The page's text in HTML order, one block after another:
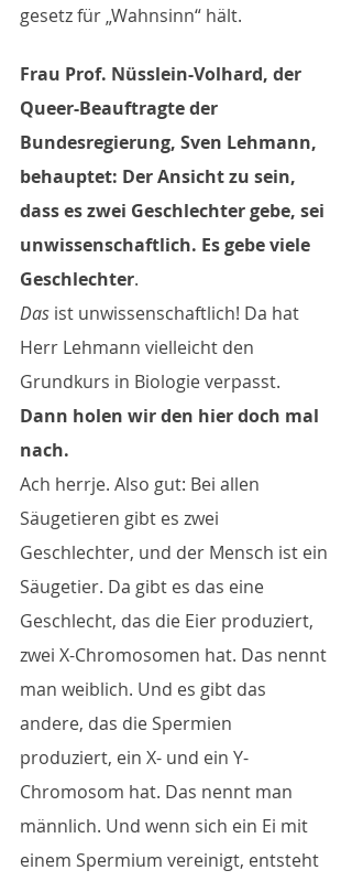
gesetz für „Wahnsinn“ hält.
Frau Prof. Nüsslein-Volhard, der
Queer-Beauftragte der
Bundesregierung, Sven Lehmann,
behauptet: Der Ansicht zu sein,
dass es zwei Geschlechter gebe, sei
unwissenschaftlich. Es gebe viele
Geschlechter.
Das ist unwissenschaftlich! Da hat
Herr Lehmann vielleicht den
Grundkurs in Biologie verpasst.
Dann holen wir den hier doch mal
nach.
Ach herrje. Also gut: Bei allen
Säugetieren gibt es zwei
Geschlechter, und der Mensch ist ein
Säugetier. Da gibt es das eine
Geschlecht, das die Eier produziert,
zwei X-Chromosomen hat. Das nennt
man weiblich. Und es gibt das
andere, das die Spermien
produziert, ein X- und ein Y-
Chromosom hat. Das nennt man
männlich. Und wenn sich ein Ei mit
einem Spermium vereinigt, entsteht